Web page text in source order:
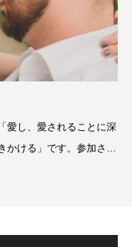
愛し、愛されることに深
かける」です。参加され